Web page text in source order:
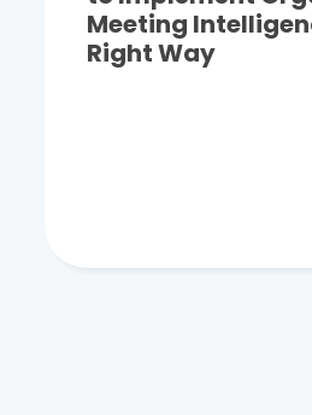
Meeting
Right Way